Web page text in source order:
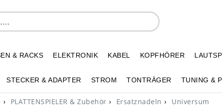
& RACKS ELEKTRONIK KABEL KOPFHÖRER
STECKER & ADAPTER STROM TONTRÄGER TUNING &
PLATTENSPIELER & Zubehör Ersatznadeln Universum